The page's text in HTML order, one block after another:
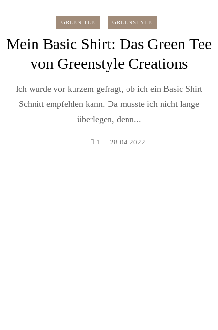
GREEN TEE GREENSTYLE
Mein Basic Shirt: Das Green Tee
von Greenstyle Creations
Ich wurde vor kurzem gefragt, ob ich ein Basic Shirt
Schnitt empfehlen kann. Da musste ich nicht lange
überlegen, denn...
1 28.04.2022